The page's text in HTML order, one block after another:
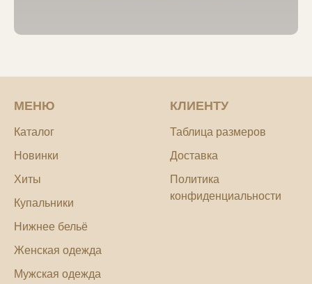
МЕНЮ
Каталог
Новинки
Хиты
Купальники
Нижнее бельё
Женская одежда
Мужская одежда
КЛИЕНТУ
Таблица размеров
Доставка
Политика
конфиденциальности